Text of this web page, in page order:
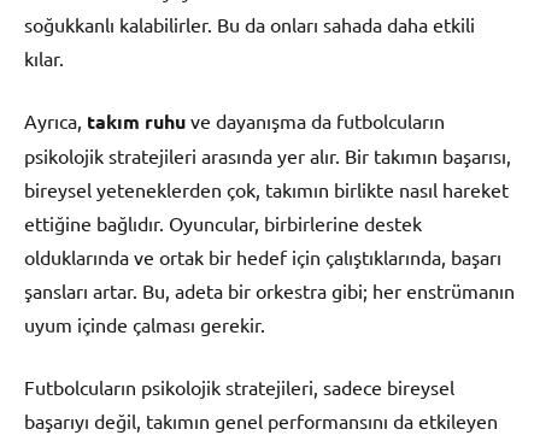
soğukkanlı kalabilirler. Bu da onları sahada daha etkili
kılar.
Ayrıca, takım ruhu ve dayanışma da futbolcuların
psikolojik stratejileri arasında yer alır. Bir takımın başarısı,
bireysel yeteneklerden çok, takımın birlikte nasıl hareket
ettiğine bağlıdır. Oyuncular, birbirlerine destek
olduklarında ve ortak bir hedef için çalıştıklarında, başarı
şansları artar. Bu, adeta bir orkestra gibi; her enstrümanın
uyum içinde çalması gerekir.
Futbolcuların psikolojik stratejileri, sadece bireysel
başarıyı değil, takımın genel performansını da etkileyen